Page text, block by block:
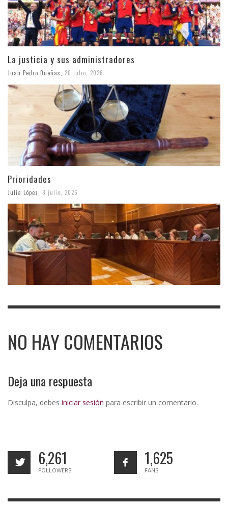
La justicia y sus administradores
Juan Pedro Dueñas 20 julio, 2026
Prioridades
Julia López 8 julio, 2026
NO HAY COMENTARIOS
Deja una respuesta
Disculpa, debes iniciar sesión para escribir un comentario.
6,261
FOLLOWERS
1,625
FANS